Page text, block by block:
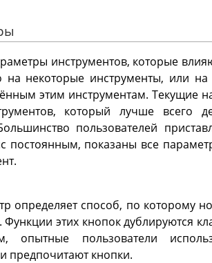
инструментов, которые
на некоторые инструменты, или
этим инструментам. Текущие
который лучше всего
пользователей
постоянным, показаны все
определяет способ, по которому
Функции этих кнопок дублируются
опытные пользователи
предпочитают кнопки.